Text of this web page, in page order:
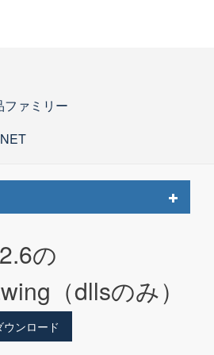
ァミリー
Toggle
の
（dllsのみ）
ウンロード